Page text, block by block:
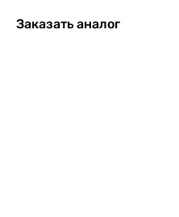
Заказать аналог